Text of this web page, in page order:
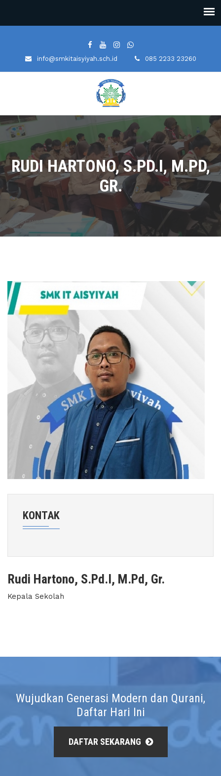
info@smkitaisyiyah.sch.id 085 2233 23260
RUDI HARTONO, S.PD.I, M.PD,
GR.
KONTAK
Rudi Hartono, S.Pd.I, M.Pd, Gr.
Kepala Sekolah
Wujudkan Generasi Modern dan Qurani,
Daftar Hari Ini
DAFTAR SEKARANG